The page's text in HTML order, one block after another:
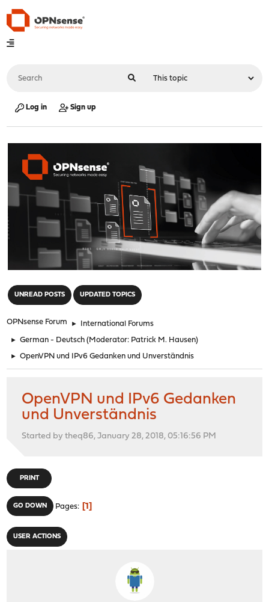
Log in Sign up
UNREAD POSTS UPDATED TOPICS
OPNsense Forum ► International Forums
► German - Deutsch (Moderator: Patrick M. Hausen)
► OpenVPN und IPv6 Gedanken und Unverständnis
OpenVPN und IPv6 Gedanken
und Unverständnis
Started by theq86, January 28, 2018, 05:16:56 PM
PRINT
GO DOWN Pages 1
USER ACTIONS